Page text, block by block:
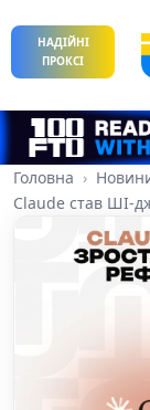
НАДІЙНІ
ПРОКСІ
Головна
Claude став ШІ-